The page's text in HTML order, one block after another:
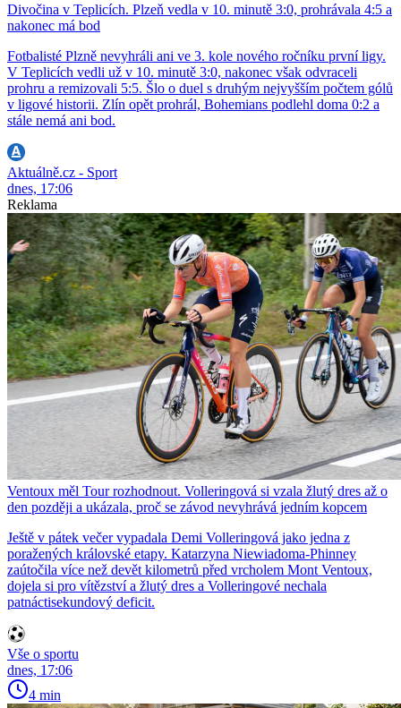
Divočina v Teplicích. Plzeň vedla v 10. minutě 3:0, prohrávala 4:5 a
nakonec má bod
Fotbalisté Plzně nevyhráli ani ve 3. kole nového ročníku první ligy.
V Teplicích vedli už v 10. minutě 3:0, nakonec však odvraceli
prohru a remizovali 5:5. Šlo o duel s druhým nejvyšším počtem gólů
v ligové historii. Zlín opět prohrál, Bohemians podlehl doma 0:2 a
stále nemá ani bod.
Aktuálně.cz - Sport
dnes, 17:06
Reklama
Ventoux měl Tour rozhodnout. Volleringová si vzala žlutý dres až o
den později a ukázala, proč se závod nevyhrává jedním kopcem
Ještě v pátek večer vypadala Demi Volleringová jako jedna z
poražených královské etapy. Katarzyna Niewiadoma-Phinney
zaútočila více než devět kilometrů před vrcholem Mont Ventoux,
dojela si pro vítězství a žlutý dres a Volleringové nechala
patnáctisekundový deficit.
Vše o sportu
dnes, 17:06
4 min